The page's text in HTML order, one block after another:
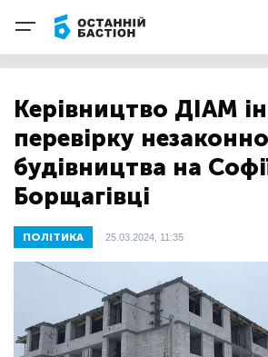
Керівництво ДІАМ
перевірку
будівництва на
Борщагівці
ПОЛІТИКА 25.03.2024, 11:35